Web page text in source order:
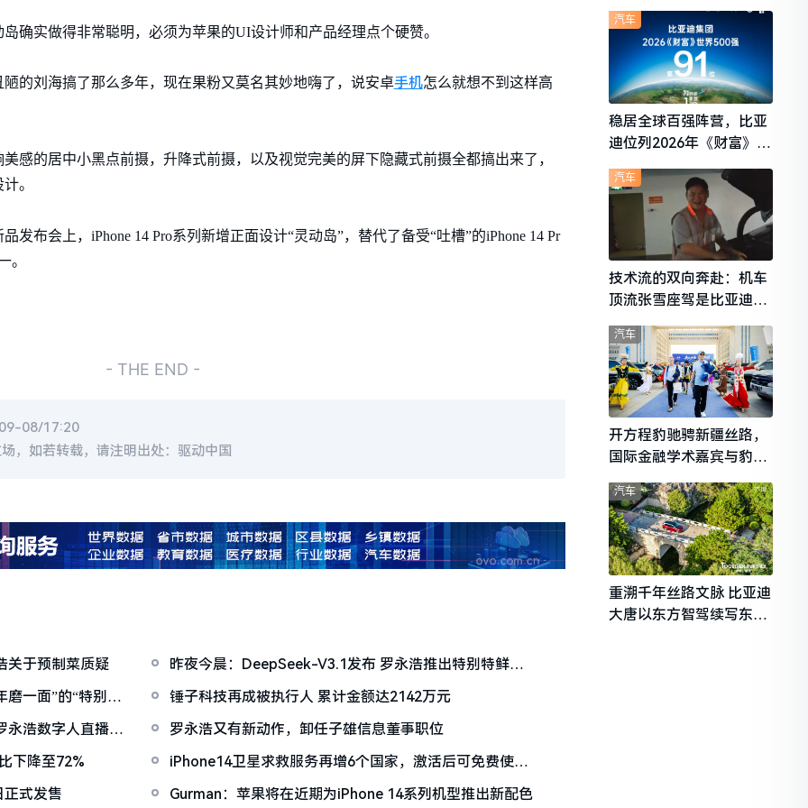
确实做得非常聪明，必须为苹果的UI设计师和产品经理点个硬赞。
的刘海搞了那么多年，现在果粉又莫名其妙地嗨了，说安卓手机怎么就想不到这样高
感的居中小黑点前摄，升降式前摄，以及视觉完美的屏下隐藏式前摄全都搞出来了，
。
发布会上，iPhone 14 Pro系列新增正面设计“灵动岛”，替代了备受“吐槽”的iPhone 14 Pr
。
- THE END -
08/17:20
，如若转载，请注明出处：驱动中国
关于预制菜质疑
昨夜今晨：DeepSeek-V3.1发布 罗永浩推出特别特鲜泡
面产品
磨一面”的“特别特
锤子科技再成被执行人 累计金额达2142万元
永浩数字人直播带
罗永浩又有新动作，卸任子雄信息董事职位
下降至72%
iPhone14卫星求救服务再增6个国家，激活后可免费使用
式发售 Gurman：苹果将在近期为iPhone 14系列机型推出新配色
想i6成最强黑马
稳居全球百强阵营，比亚
迪位列2026年《财富》世
汽车
技术流的双向奔赴：机车
顶流张雪座驾是比亚迪秦
L
汽车
开方程豹驰骋新疆丝路，
国际金融学术嘉宾与豹友
共赴山海热爱
汽车
重溯千年丝路文脉 比亚迪
大唐以东方智驾续写东西
汽车